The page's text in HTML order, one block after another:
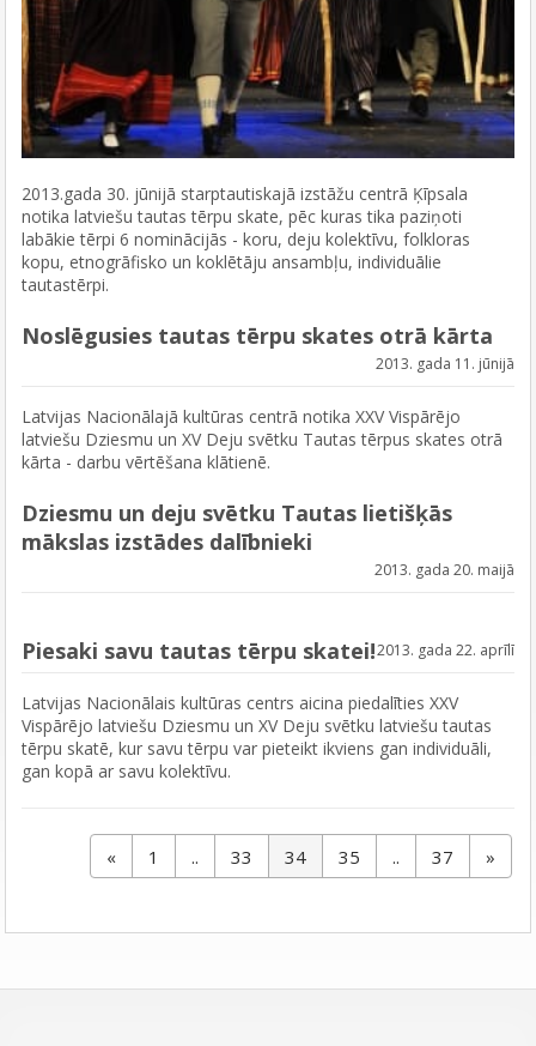
2013.gada 30. jūnijā starptautiskajā izstāžu centrā Ķīpsala
notika latviešu tautas tērpu skate, pēc kuras tika paziņoti
labākie tērpi 6 nominācijās - koru, deju kolektīvu, folkloras
kopu, etnogrāfisko un koklētāju ansambļu, individuālie
tautastērpi.
Noslēgusies tautas tērpu skates otrā kārta
2013. gada 11. jūnijā
Latvijas Nacionālajā kultūras centrā notika XXV Vispārējo
latviešu Dziesmu un XV Deju svētku Tautas tērpus skates otrā
kārta - darbu vērtēšana klātienē.
Dziesmu un deju svētku Tautas lietišķās
mākslas izstādes dalībnieki
2013. gada 20. maijā
Piesaki savu tautas tērpu skatei!2013. gada 22. aprīlī
Latvijas Nacionālais kultūras centrs aicina piedalīties XXV
Vispārējo latviešu Dziesmu un XV Deju svētku latviešu tautas
tērpu skatē, kur savu tērpu var pieteikt ikviens gan individuāli,
gan kopā ar savu kolektīvu.
« 1 .. 33 34 35 .. 37 »